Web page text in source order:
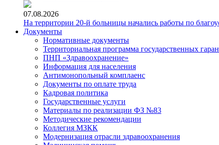
07.08.2026
На территории 20-й больницы начались работы по
Документы
Нормативные документы
Территориальная программа государственных
ПНП «Здравоохранение»
Информация для населения
Антимонопольный комплаенс
Документы по оплате труда
Кадровая политика
Государственные услуги
Материалы по реализации ФЗ №83
Методические рекомендации
Коллегия МЗКК
Модернизация отрасли здравоохранения